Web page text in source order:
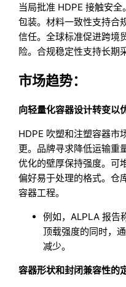
当局批准 HDPE 接触安
包装。材料一致性支持合
信任。全球标准促进跨境
险。合规稳定性支持长期
市场趋势：
向轻量化容器设计转变以
HDPE 吹塑和注塑容器市
更。品牌寻求降低运输重
优化的壁厚保持强度。可
偏好易于处理的格式。仓
容器工程。
例如，ALPLA 报告
顶载强度的同时，
减少。
容器形状和封闭兼容性的